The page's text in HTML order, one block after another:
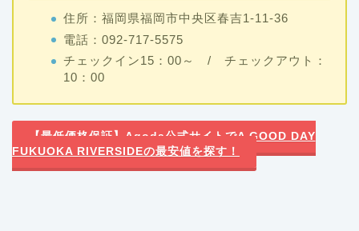
住所：福岡県福岡市中央区春吉1-11-36
電話：092-717-5575
チェックイン15：00～ / チェックアウト：
10：00
【最低価格保証】Agoda公式サイトでA GOOD DAY
FUKUOKA RIVERSIDEの最安値を探す！